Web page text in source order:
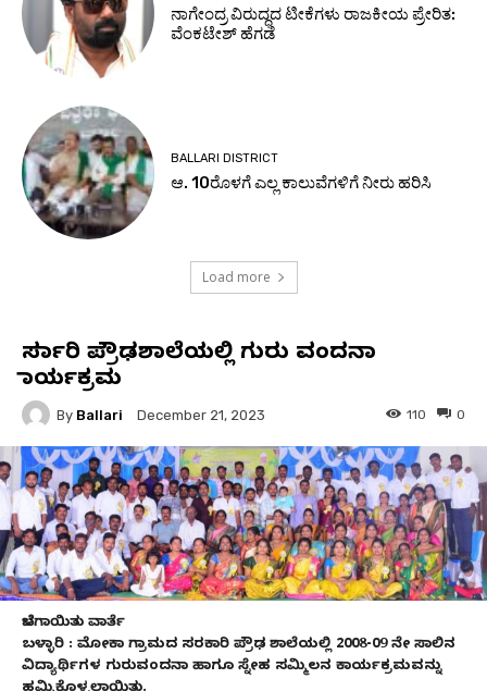
ನಾಗೇಂದ್ರ ವಿರುದ್ಧದ ಟೀಕೆಗಳು ರಾಜಕೀಯ ಪ್ರೇರಿತ:
ವೆಂಕಟೇಶ್ ಹೆಗಡೆ
BALLARI DISTRICT
ಆ. 10ರೊಳಗೆ ಎಲ್ಲ ಕಾಲುವೆಗಳಿಗೆ ನೀರು ಹರಿಸಿ
Load more